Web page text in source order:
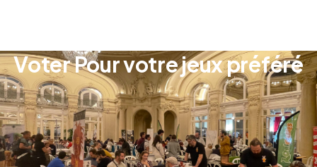
Voter Pour votre jeux préféré